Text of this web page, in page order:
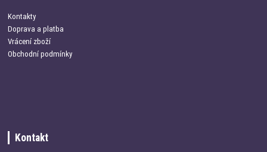
Kontakty
Doprava a platba
Vrácení zboží
Obchodní podmínky
Kontakt